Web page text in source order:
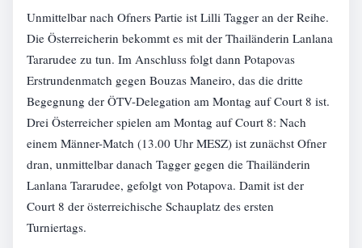
Unmittelbar nach Ofners Partie ist Lilli Tagger an der Reihe.
Die Österreicherin bekommt es mit der Thailänderin Lanlana
Tararudee zu tun. Im Anschluss folgt dann Potapovas
Erstrundenmatch gegen Bouzas Maneiro, das die dritte
Begegnung der ÖTV-Delegation am Montag auf Court 8 ist.
Drei Österreicher spielen am Montag auf Court 8: Nach
einem Männer-Match (13.00 Uhr MESZ) ist zunächst Ofner
dran, unmittelbar danach Tagger gegen die Thailänderin
Lanlana Tararudee, gefolgt von Potapova. Damit ist der
Court 8 der österreichische Schauplatz des ersten
Turniertags.